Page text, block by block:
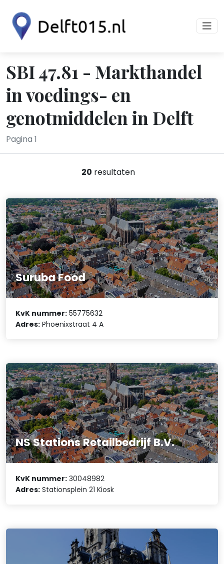
SBI 47.81 - Markthandel
in voedings- en
genotmiddelen in Delft
Pagina 1
20 resultaten
Suruba Food
KvK nummer: 55775632
Adres: Phoenixstraat 4 A
NS Stations Retailbedrijf B.V.
KvK nummer: 30048982
Adres: Stationsplein 21 Kiosk